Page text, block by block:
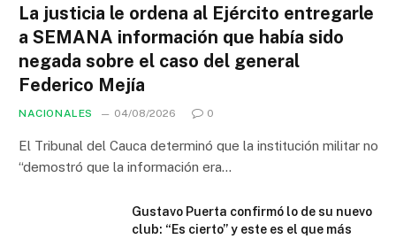
La justicia le ordena al Ejército entregarle
a SEMANA información que había sido
negada sobre el caso del general
Federico Mejía
NACIONALES 04/08/2026 0
El Tribunal del Cauca determinó que la institución militar no
“demostró que la información era…
Gustavo Puerta confirmó lo de su nuevo
club: “Es cierto” y este es el que más